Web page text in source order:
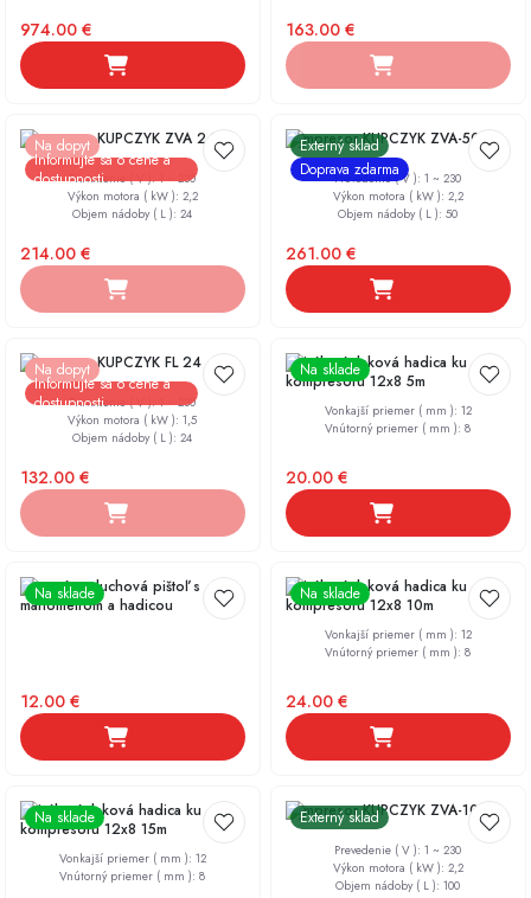
974.00 € 163.00€
Na dopyt
Informujte sa o cene a
dostupnosti
Kompresor KUPCZYK ZVA 24
Prevedenie ( V ):1 ~ 230
Výkon motora ( kW ): 2,2
Objem nádoby ( L ):24
214.00 €
Externý sklad
Doprava zdarma
Kompresor KUPCZYK ZVA-50
Prevedenie ( V ):1 ~ 230
Výkon motora ( kW ): 2,2
Objem nádoby ( L ):50
261.00€
Na dopyt
Informujte sa o cene a
dostupnosti
Kompresor KUPCZYK FL 24
Prevedenie ( V ):1 ~ 230
Výkon motora ( kW ):1,5
Objem nádoby ( L ):24
132.00 €
Na sklade
Špirálová tlaková hadica ku
kompresoru 12x8 5m
Vonkajší priemer ( mm ): 12
Vnútorný priemer ( mm ):8
20.00€
Na sklade
Kovová vzduchová pištoľ s
manometrom a hadicou
12.00 €
Na sklade
Špirálová tlaková hadica ku
kompresoru 12x8 10m
Vonkajší priemer ( mm ): 12
Vnútorný priemer ( mm ):8
24.00€
Na sklade
Špirálová tlaková hadica ku
kompresoru 12x8 15m
Vonkajší priemer ( mm ): 12
Vnútorný priemer ( mm ):8
Externý sklad
Kompresor KUPCZYK ZVA-100
Prevedenie ( V ):1 ~ 230
Výkon motora ( kW ): 2,2
Objem nádoby ( L ):100